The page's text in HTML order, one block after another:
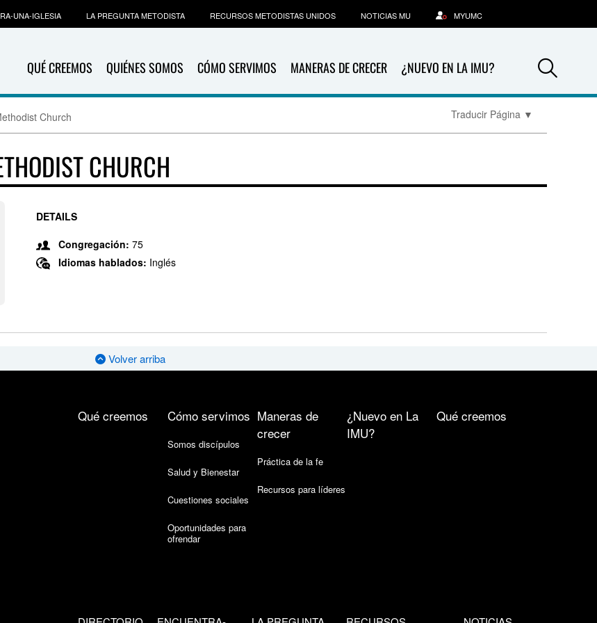
QUÉ CREEMOS QUIÉNES SOMOS CÓMO SERVIMOS MANERAS DE CRECER ¿NUEVO EN LA IMU?
UNA-IGLESIA LA PREGUNTA METODISTA RECURSOS METODISTAS UNIDOS NOTICIAS MU MYUMC
Church Traducir Página ▼
CHURCH
DETAILS
Congregación: 75
Idiomas hablados: Inglés
Volver arriba
Qué creemos Cómo servimos
Somos discípulos
Salud y Bienestar
Cuestiones sociales
Oportunidades para
ofrendar
Maneras de
crecer
Práctica de la fe
Recursos para líderes
¿Nuevo en La
IMU?
Qué creemos